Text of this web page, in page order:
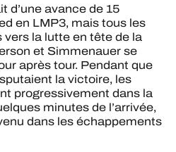
d’une avance de 15
en LMP3, mais tous les
la lutte en tête de la
et Simmenauer se
après tour. Pendant que
la victoire, les
progressivement dans la
minutes de l’arrivée,
dans les échappements